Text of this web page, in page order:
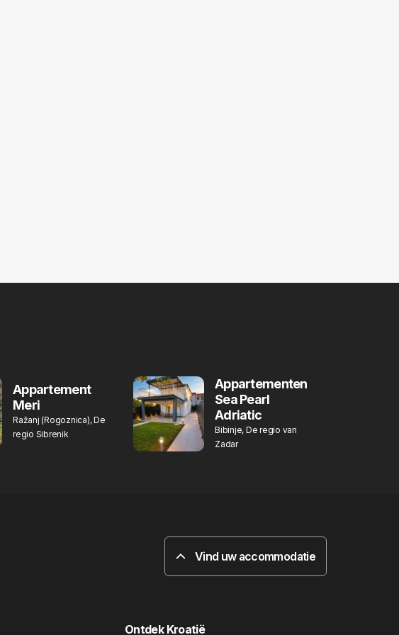
Appartement
Meri
Ražanj (Rogoznica), De
regio Sibrenik
Appartementen
Sea Pearl
Adriatic
Bibinje, De regio van
Zadar
Vind uw accommodatie
Ontdek Kroatië